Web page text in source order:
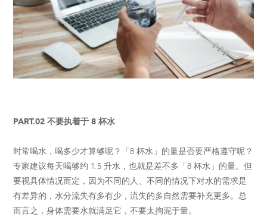
PART.02 不要执着于 8 杯水
时常喝水，喝多少才算够呢？「8 杯水」的量是否要严格遵守呢？
专家建议每天喝够约 1.5 升水，也就是差不多「8 杯水」的量。但
要视具体情况而定，因为不同的人、不同的情况下对水的需求是
有差异的，水分流失有多有少，流失的多自然需要补充更多。总
而言之，身体需要水就满足它，不要太拘泥于量。